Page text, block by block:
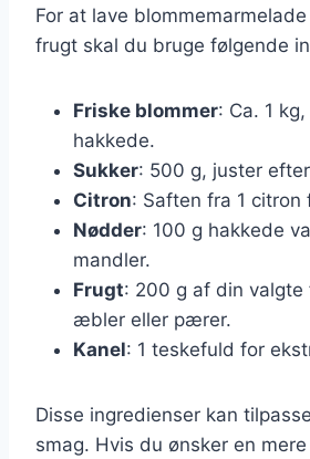
For at lave
frugt skal du bruge følgende
Friske blommer: Ca. 1
hakkede.
Sukker: 500 g, juster
Citron: Saften fra 1
Nødder: 100 g hakkede
mandler.
Frugt: 200 g af din valgte
æbler eller pærer.
Kanel: 1 teskefuld for
Disse ingredienser kan
smag. Hvis du ønsker en